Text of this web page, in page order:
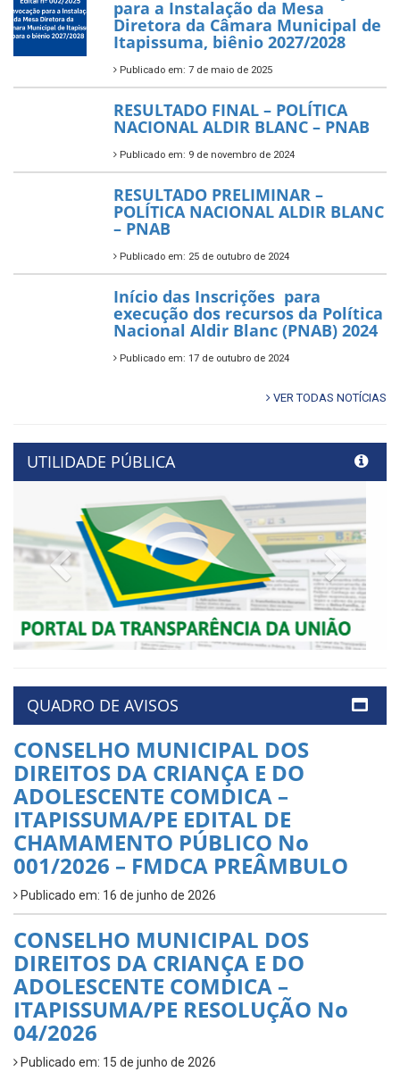
para a Instalação da Mesa
Diretora da Câmara Municipal de
Itapissuma, biênio 2027/2028
Publicado em: 7 de maio de 2025
RESULTADO FINAL – POLÍTICA
NACIONAL ALDIR BLANC – PNAB
Publicado em: 9 de novembro de 2024
RESULTADO PRELIMINAR –
POLÍTICA NACIONAL ALDIR BLANC
– PNAB
Publicado em: 25 de outubro de 2024
Início das Inscrições para
execução dos recursos da Política
Nacional Aldir Blanc (PNAB) 2024
Publicado em: 17 de outubro de 2024
VER TODAS NOTÍCIAS
UTILIDADE PÚBLICA
Previous
QUADRO DE AVISOS
CONSELHO MUNICIPAL DOS
DIREITOS DA CRIANÇA E DO
ADOLESCENTE COMDICA –
ITAPISSUMA/PE EDITAL DE
CHAMAMENTO PÚBLICO No
001/2026 – FMDCA PREÂMBULO
Publicado em: 16 de junho de 2026
CONSELHO MUNICIPAL DOS
DIREITOS DA CRIANÇA E DO
ADOLESCENTE COMDICA –
ITAPISSUMA/PE RESOLUÇÃO No
04/2026
Publicado em: 15 de junho de 2026